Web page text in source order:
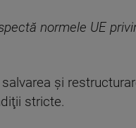
normele UE
şi
stricte.